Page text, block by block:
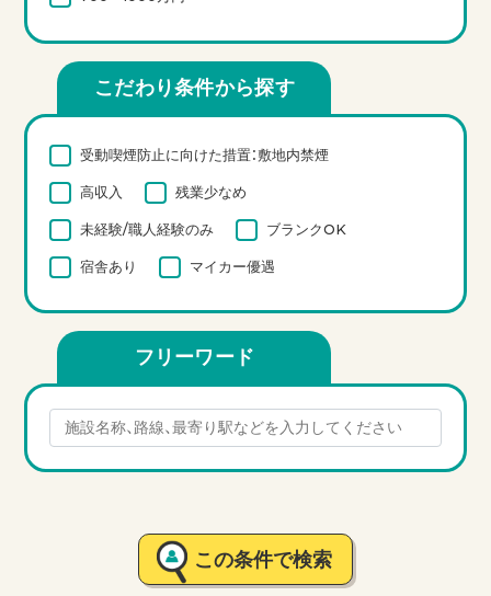
こだわり条件から探す
受動喫煙防止に向けた措置：敷地内禁煙
高収入 残業少なめ
未経験/職人経験のみ ブランクOK
宿舎あり マイカー優遇
フリーワード
この条件で検索